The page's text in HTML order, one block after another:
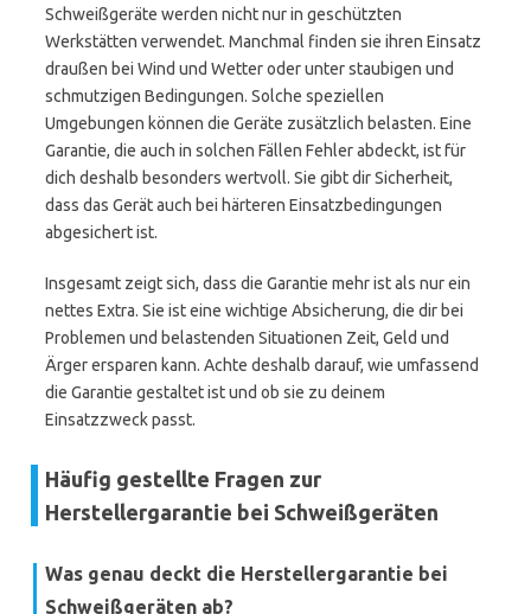
Schweißgeräte werden nicht nur in geschützten
Werkstätten verwendet. Manchmal finden sie ihren Einsatz
draußen bei Wind und Wetter oder unter staubigen und
schmutzigen Bedingungen. Solche speziellen
Umgebungen können die Geräte zusätzlich belasten. Eine
Garantie, die auch in solchen Fällen Fehler abdeckt, ist für
dich deshalb besonders wertvoll. Sie gibt dir Sicherheit,
dass das Gerät auch bei härteren Einsatzbedingungen
abgesichert ist.
Insgesamt zeigt sich, dass die Garantie mehr ist als nur ein
nettes Extra. Sie ist eine wichtige Absicherung, die dir bei
Problemen und belastenden Situationen Zeit, Geld und
Ärger ersparen kann. Achte deshalb darauf, wie umfassend
die Garantie gestaltet ist und ob sie zu deinem
Einsatzzweck passt.
Häufig gestellte Fragen zur
Herstellergarantie bei Schweißgeräten
Was genau deckt die Herstellergarantie bei
Schweißgeräten ab?